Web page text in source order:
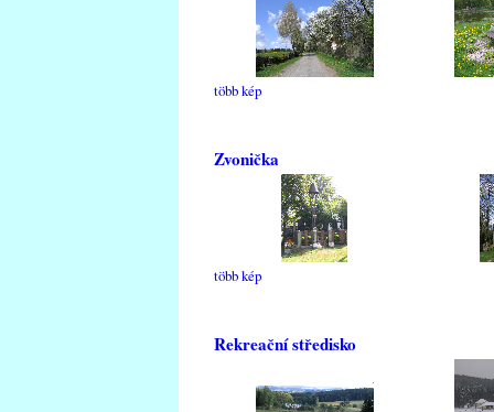
több kép
Zvonička
több kép
Rekreační středisko